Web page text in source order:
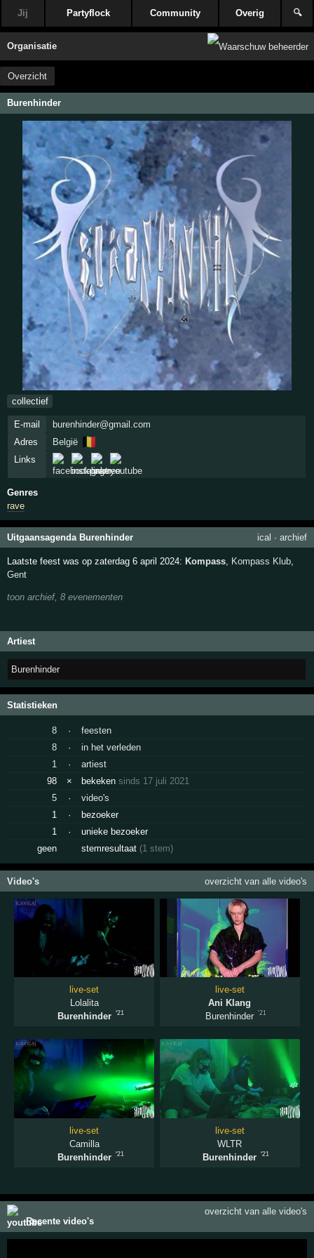
Jij Partyflock Community Overig 🔍
Organisatie
Overzicht
Burenhinder
collectief
E-mail
burenhinder@gmail.com
Adres
België 🇧🇪
Links
Genres
rave
Uitgaansagenda Burenhinder ical · archief
Laatste feest was op zaterdag 6 april 2024: Kompass, Kompass Klub,
Gent
toon archief, 8 evenementen
Artiest
Burenhinder
Statistieken
8 ·
feesten
8
·
in het verleden
1
·
artiest
98
× bekekensinds 17 juli 2021
5
·
video's
1
·
bezoeker
1
·
unieke bezoeker
geen
stemresultaat (1 stem)
Video's overzicht van alle video's
live-set
Lolalita
Burenhinder
'21
live-set
Ani Klang
Burenhinder
'21
live-set
Camilla
Burenhinder
'21
live-set
WLTR
Burenhinder
'21
Recente video's
overzicht van alle video's